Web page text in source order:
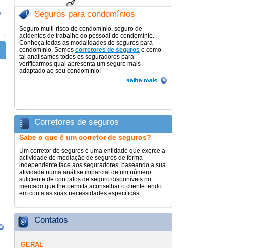
Seguros para condomínios
Seguro multi-risco de condomínio, seguro de
acidentes de trabalho do pessoal de condomínio.
Conheça todas as modalidades de seguros para
condomínio. Somos corretores de seguros e como
tal analisamos todos os seguradores para
verificarmos qual apresenta um seguro mais
adaptado ao seu condomínio!
Corretores de seguros
Sabe o que é um corretor de seguros?
Um corretor de seguros é uma entidade que exerce a
actividade de mediação de seguros de forma
independente face aos seguradores, baseando a sua
atividade numa análise imparcial de um número
suficiente de contratos de seguro disponíveis no
mercado que lhe permita aconselhar o cliente tendo
em conta as suas necessidades específicas.
Contatos
GERAL